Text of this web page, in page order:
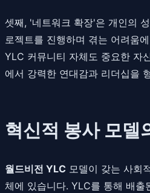
셋째, '네트워크 확장'은 개인의
로젝트를 진행하며 겪는 어려움
YLC 커뮤니티 자체도 중요한 자
에서 강력한 연대감과 리더십을
혁신적 봉사 모델
월드비전 YLC 모델이 갖는 사회
체에 있습니다. YLC를 통해 배